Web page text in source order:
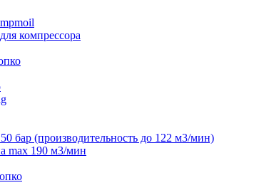
компрессора
бар (производительность до 122 м3/мин)
max 190 м3/мин